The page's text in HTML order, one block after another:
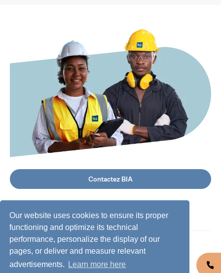
Our website uses cookies to ensure its proper
functioning and optimize its technical
performance, personalize the display of our
pages, or deliver and measure relevant
advertisements.
Learn more here
Contactez BIA
©2026 BIA Group, Tous droits réservés.